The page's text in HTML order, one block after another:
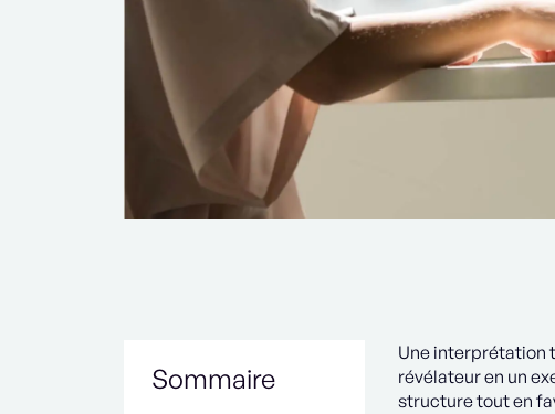
Sommaire
Une interprétation
révélateur en un
structure tout en